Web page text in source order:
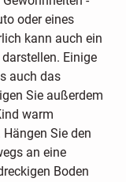
oder eines
kann auch ein
Einige
auch das
Sie außerdem
warm
Hängen Sie den
an eine
Boden